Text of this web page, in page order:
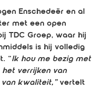
Enschedeër en al
met een open
TDC Groep, waar hij
is hij volledig
“Ik hou me bezig met
het verrijken van
kwaliteit,”vertelt